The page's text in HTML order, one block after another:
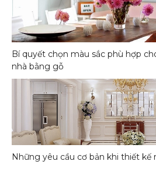
Bí quyết chọn màu sắc phù hợp
nhà bằng gỗ
Những yêu cầu cơ bản khi thiết kế